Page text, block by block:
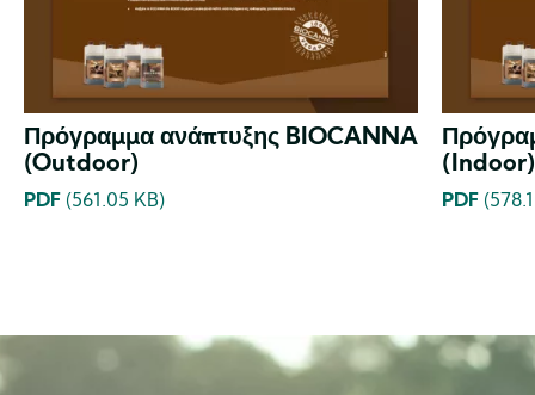
Πρόγραμμα ανάπτυξης BIOCANNA
(Outdoor)
PDF (561.05 KB)
(Indoor)
PDF